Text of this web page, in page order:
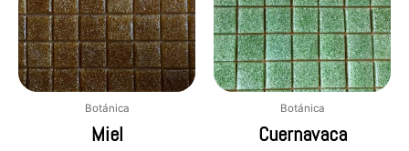
Botánica
Miel
Botánica
Cuernavaca